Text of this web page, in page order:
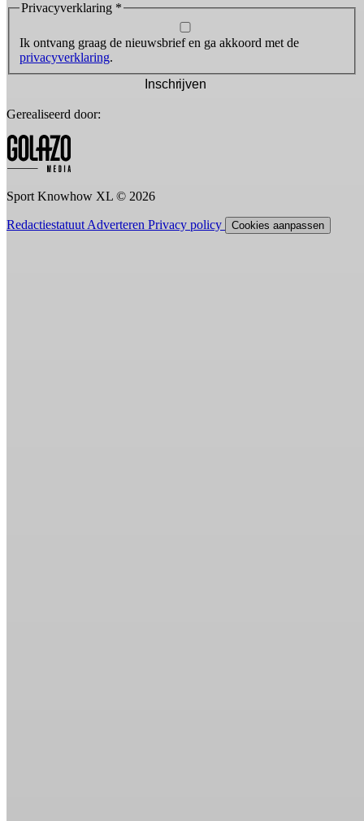
Privacyverklaring *
Ik ontvang graag de nieuwsbrief en ga akkoord met de
privacyverklaring.
Inschrijven
Gerealiseerd door:
Sport Knowhow XL © 2026
Redactiestatuut Adverteren Privacy policy Cookies aanpassen